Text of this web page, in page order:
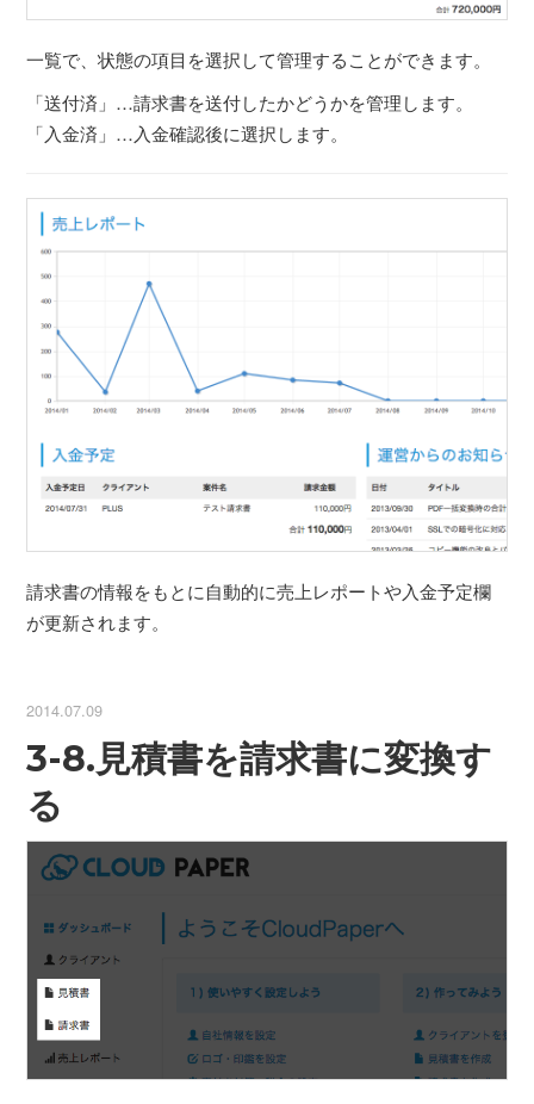
一覧で、状態の項目を選択して管理することができます。
「送付済」…請求書を送付したかどうかを管理します。
「入金済」…入金確認後に選択します。
請求書の情報をもとに自動的に売上レポートや入金予定欄
が更新されます。
2014.07.09
3-8.見積書を請求書に変換す
る